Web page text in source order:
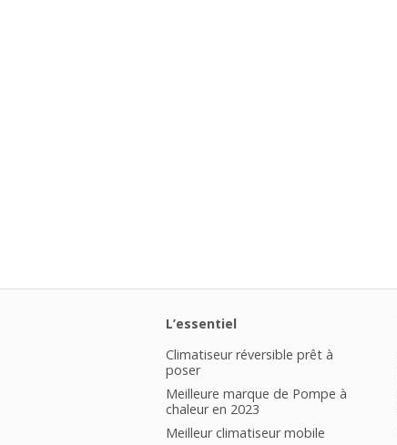
L’essentiel
Climatiseur réversible prêt à
poser
Meilleure marque de Pompe à
chaleur en 2023
Meilleur climatiseur mobile